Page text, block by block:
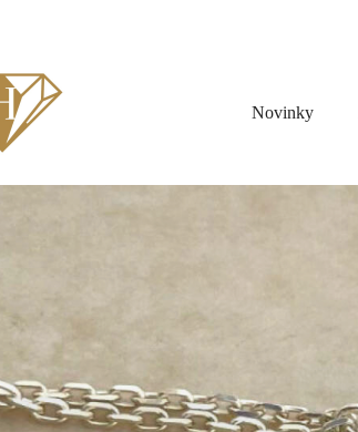
Novinky